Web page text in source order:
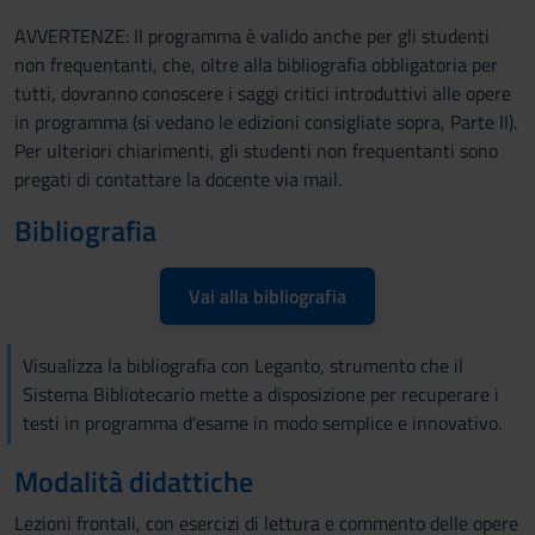
AVVERTENZE: Il programma è valido anche per gli studenti
non frequentanti, che, oltre alla bibliografia obbligatoria per
tutti, dovranno conoscere i saggi critici introduttivi alle opere
in programma (si vedano le edizioni consigliate sopra, Parte II).
Per ulteriori chiarimenti, gli studenti non frequentanti sono
pregati di contattare la docente via mail.
Bibliografia
Vai alla bibliografia
Visualizza la bibliografia con Leganto, strumento che il
Sistema Bibliotecario mette a disposizione per recuperare i
testi in programma d'esame in modo semplice e innovativo.
Modalità didattiche
Lezioni frontali, con esercizi di lettura e commento delle opere